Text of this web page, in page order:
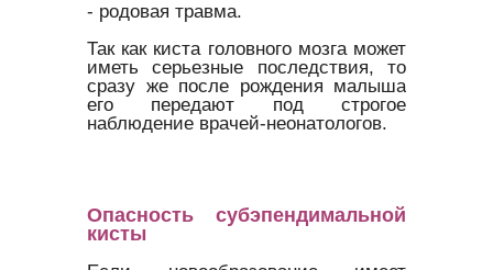
- родовая травма.
Так как киста головного мозга может
иметь серьезные последствия, то
сразу же после рождения малыша
его передают под строгое
наблюдение врачей-неонатологов.
Опасность субэпендимальной
кисты